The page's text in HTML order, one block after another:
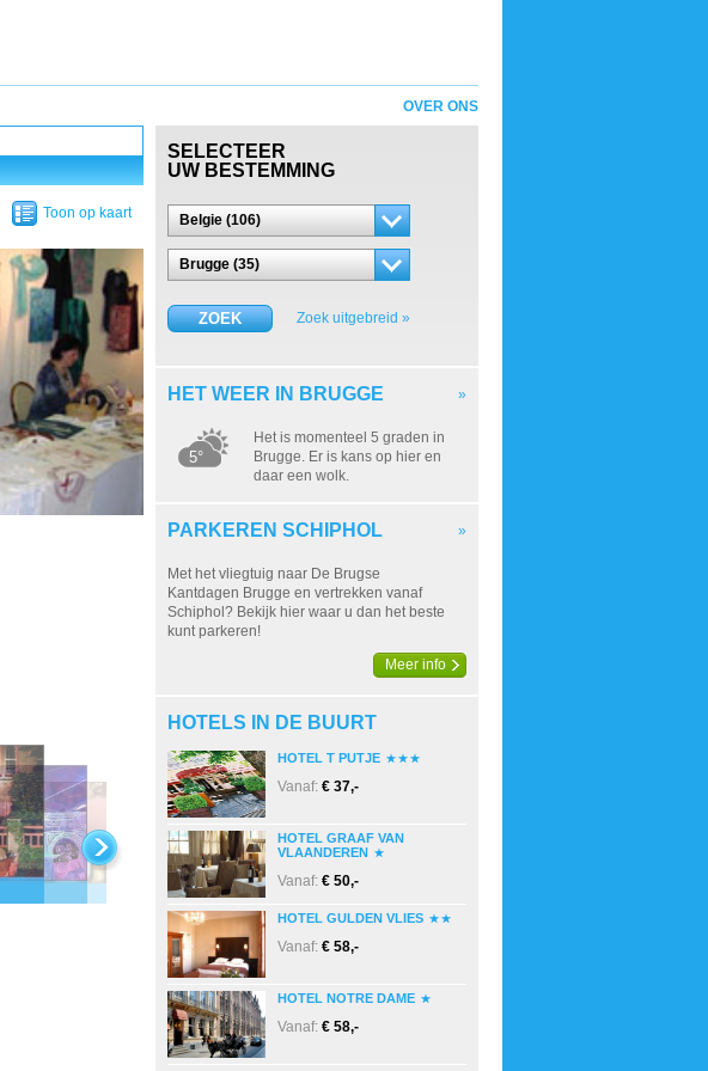
Toon op kaart
OVER ONS
SELECTEER
UW BESTEMMING
Belgie (106)
Brugge (35)
ZOEK Zoek uitgebreid »
HET WEER IN BRUGGE »
5°
Het is momenteel 5 graden in
Brugge. Er is kans op hier en
daar een wolk.
PARKEREN SCHIPHOL »
Met het vliegtuig naar De Brugse
Kantdagen Brugge en vertrekken vanaf
Schiphol? Bekijk hier waar u dan het beste
kunt parkeren!
Meer info
HOTELS IN DE BUURT
HOTEL T PUTJE
Vanaf: € 37,-
HOTEL GRAAF VAN
VLAANDEREN
Vanaf: € 50,-
HOTEL GULDEN VLIES
Vanaf: € 58,-
HOTEL NOTRE DAME
Vanaf: € 58,-